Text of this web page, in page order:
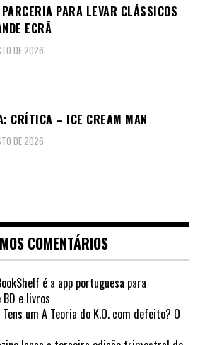
PARA LEVAR CLÁSSICOS
ECRÃ
DE 2026
CRÍTICA – ICE CREAM MAN
DE 2026
COMENTÁRIOS
é a app portuguesa para
e livros
Tens um A Teoria do K.O. com defeito? O